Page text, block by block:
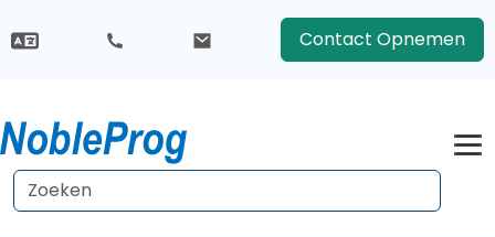
Contact Opnemen